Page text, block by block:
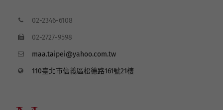
02-2346-6108
02-2727-9598
maa.taipei@yahoo.com.tw
110臺北市信義區松德路161號21樓